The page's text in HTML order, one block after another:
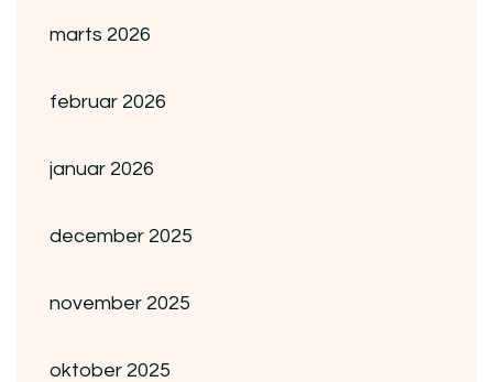
marts 2026
februar 2026
januar 2026
december 2025
november 2025
oktober 2025